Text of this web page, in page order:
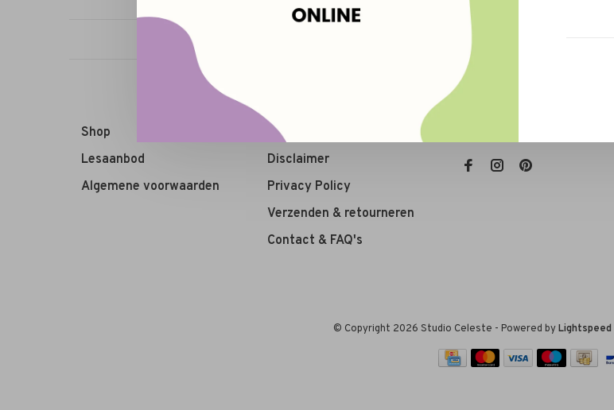
Shop
Lesaanbod
Algemene voorwaarden
Algemene voorwaarden
Disclaimer
Privacy Policy
Verzenden & retourneren
Contact & FAQ's
© Copyright 2026 Studio Celeste - Powered byLightspeed